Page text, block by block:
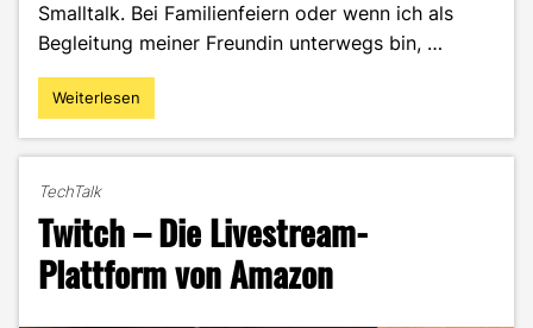
Smalltalk. Bei Familienfeiern oder wenn ich als
Begleitung meiner Freundin unterwegs bin, …
"Irgendwas
mit
Laien
erklären
was
wir
Weiterlesen
TechTalk
Twitch – Die Livestream-
Plattform von Amazon